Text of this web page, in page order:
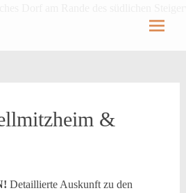
Dorf am Rande
&
Detaillierte Auskunft zu den